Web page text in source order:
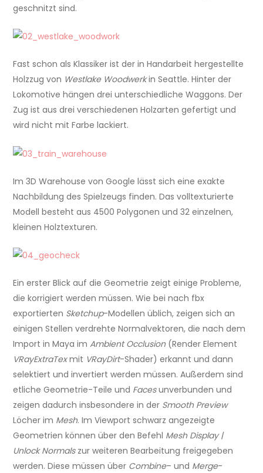
geschnitzt sind.
Fast schon als Klassiker ist der in Handarbeit hergestellte
Holzzug von Westlake Woodwerkin Seattle. Hinter der
Lokomotive hängen drei unterschiedliche Waggons. Der
Zug ist aus drei verschiedenen Holzarten gefertigt und
wird nicht mit Farbe lackiert.
Im 3D Warehouse von Google lässt sich eine exakte
Nachbildung des Spielzeugs finden. Das volltexturierte
Modell besteht aus 4500 Polygonen und 32 einzelnen,
kleinen Holztexturen.
Ein erster Blick auf die Geometrie zeigt einige Probleme,
die korrigiert werden müssen. Wie bei nach fbx
exportierten Sketchup-Modellen üblich, zeigen sich an
einigen Stellen verdrehte Normalvektoren, die nach dem
Import in Maya imAmbient Occlusion(Render Element
VRayExtraTexmit VRayDirt-Shader) erkannt und dann
selektiert und invertiert werden müssen. Außerdem sind
etliche Geometrie-Teile und Facesunverbunden und
zeigen dadurch insbesondere in der Smooth Preview
Löcher im Mesh. Im Viewport schwarz angezeigte
Geometrien können über den Befehl Mesh Display |
Unlock Normalszur weiteren Bearbeitung freigegeben
werden. Diese müssen über Combine– und Merge-